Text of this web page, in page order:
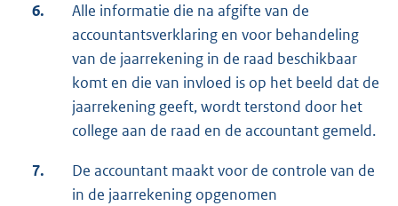
6.
Alle informatie die na afgifte van de
accountantsverklaring en voor behandeling
van de jaarrekening in de raad beschikbaar
komt en die van invloed is op het beeld dat de
jaarrekening geeft, wordt terstond door het
college aan de raad en de accountant gemeld.
7.
De accountant maakt voor de controle van de
in de jaarrekening opgenomen